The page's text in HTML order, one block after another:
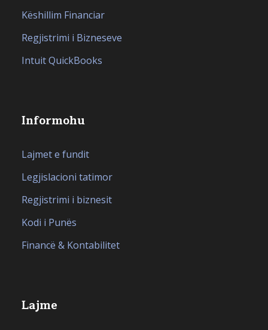
Këshillim Financiar
Regjistrimi i Bizneseve
Intuit QuickBooks
Informohu
Lajmet e fundit
Legjislacioni tatimor
Regjistrimi i biznesit
Kodi i Punës
Financë & Kontabilitet
Lajme